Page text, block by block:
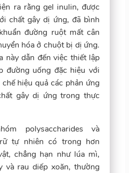
ra rằng gel inulin, được
chất gây dị ứng, đã bình
đường ruột mất cân
hóa ở chuột bị dị ứng.
này dẫn đến việc thiết lập
đường uống đặc hiệu với
hiệu quả các phản ứng
gây dị ứng trong thực
polysaccharides và
tự nhiên có trong hơn
chẳng hạn như lúa mì,
và rau diếp xoăn, thường